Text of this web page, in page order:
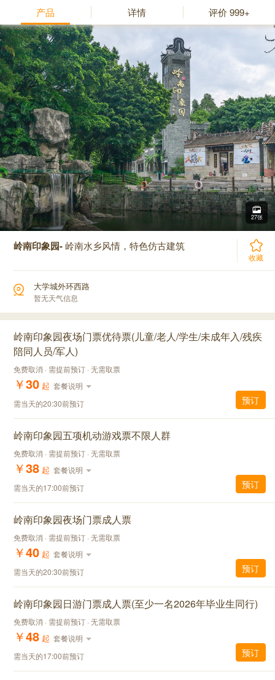
产品 详情 评价999+
27张
岭南印象园-岭南水乡风情，特色仿古建筑
收藏
大学城外环西路
暂无天气信息
岭南印象园夜场门票优待票(儿童/老人/学生/未成年入/残疾
陪同人员/军人)
免费取消 · 需提前预订 · 无需取票
￥30 起 套餐说明
需当天的20:30前预订
预订
岭南印象园五项机动游戏票不限人群
免费取消 · 需提前预订 · 无需取票
￥38 起 套餐说明
需当天的17:00前预订
预订
岭南印象园夜场门票成人票
免费取消 · 需提前预订 · 无需取票
￥40 起 套餐说明
需当天的20:30前预订
预订
岭南印象园日游门票成人票(至少一名2026年毕业生同行)
免费取消 · 需提前预订 · 无需取票
￥48 起 套餐说明
需当天的17:00前预订
预订